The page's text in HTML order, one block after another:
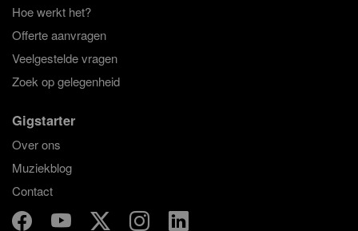
Hoe werkt het?
Offerte aanvragen
Veelgestelde vragen
Zoek op gelegenheid
Gigstarter
Over ons
Muziekblog
Contact